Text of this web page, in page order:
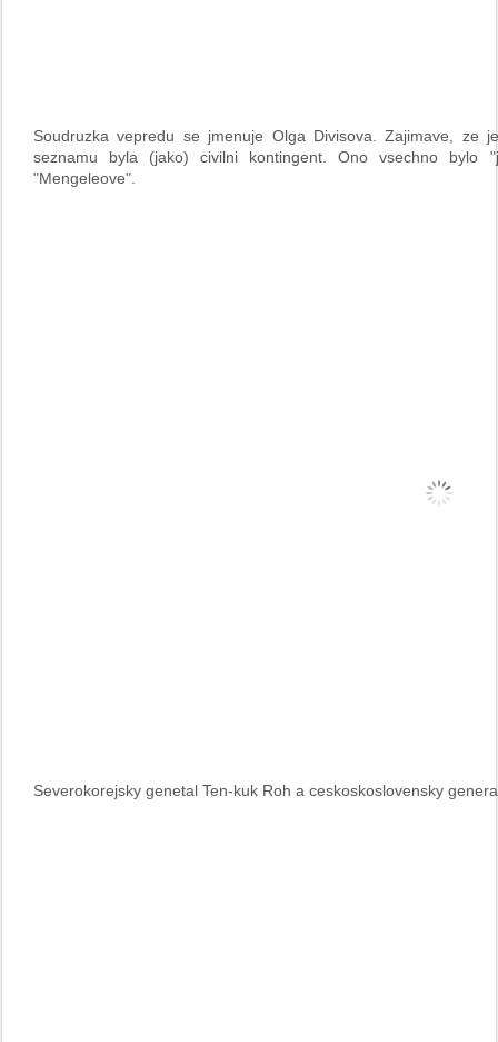
Soudruzka vepredu se jmenuje Olga Divisova. Zajimave, ze
seznamu byla (jako) civilni kontingent. Ono vsechno
"Mengeleove".
Severokorejsky genetal Ten-kuk Roh a ceskoskoslovensky